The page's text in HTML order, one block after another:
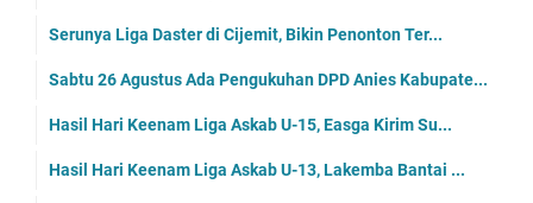
Serunya Liga Daster di Cijemit, Bikin Penonton Ter...
Sabtu 26 Agustus Ada Pengukuhan DPD Anies Kabupate...
Hasil Hari Keenam Liga Askab U-15, Easga Kirim Su...
Hasil Hari Keenam Liga Askab U-13, Lakemba Bantai ...